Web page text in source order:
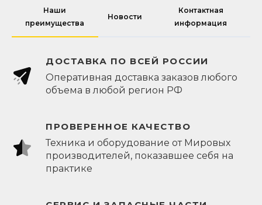
Наши
преимущества
Новости
Контактная
информация
ДОСТАВКА ПО ВСЕЙ РОССИИ
Оперативная доставка заказов любого
объема в любой регион РФ
ПРОВЕРЕННОЕ КАЧЕСТВО
Техника и оборудование от Мировых
производителей, показавшее себя на
практике